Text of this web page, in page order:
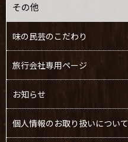
その他
味の民芸のこだわり
旅行会社専用ページ
お知らせ
個人情報のお取り扱いについて